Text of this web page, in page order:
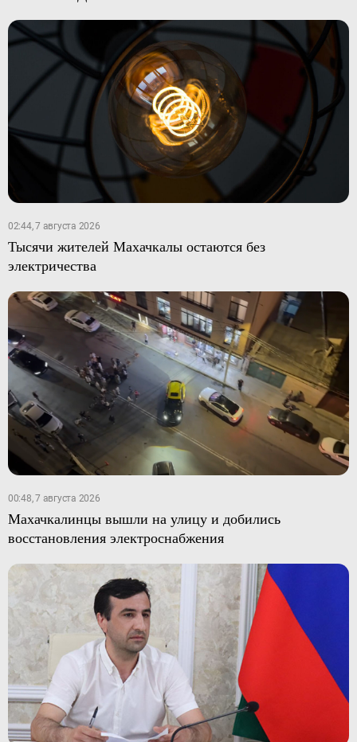
02:44, 7 августа 2026
Тысячи жителей Махачкалы остаются без
электричества
00:48, 7 августа 2026
Махачкалинцы вышли на улицу и добились
восстановления электроснабжения